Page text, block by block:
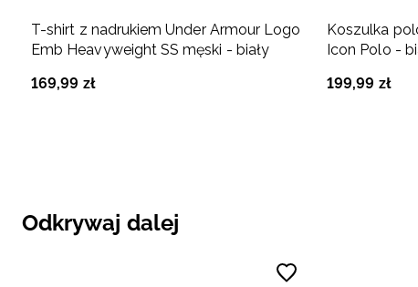
T-shirt z nadrukiem Under Armour Logo
Emb Heavyweight SS męski - biały
169,99 zł
Koszulka
Icon Polo -
199,99 zł
Odkrywaj dalej